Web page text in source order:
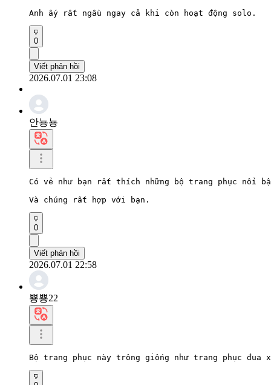
Anh ấy rất ngầu ngay cả khi còn hoạt động solo.
0
Viết phản hồi
2026.07.01 23:08
안뇽뇽
Có vẻ như bạn rất thích những bộ trang phục nổi
Và chúng rất hợp với bạn.
0
Viết phản hồi
2026.07.01 22:58
뿅뿅22
Bộ trang phục này trông giống như trang phục